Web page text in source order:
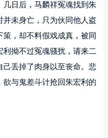
日后，马麟祥冤魂找到朱
未身亡，只为伙同他人盗
，却不料假戏成真，被同
拗不过冤魂骚扰，请来二
丢掉了肉身以至丧命。悲
与鬼差斗计抢回朱宏利的